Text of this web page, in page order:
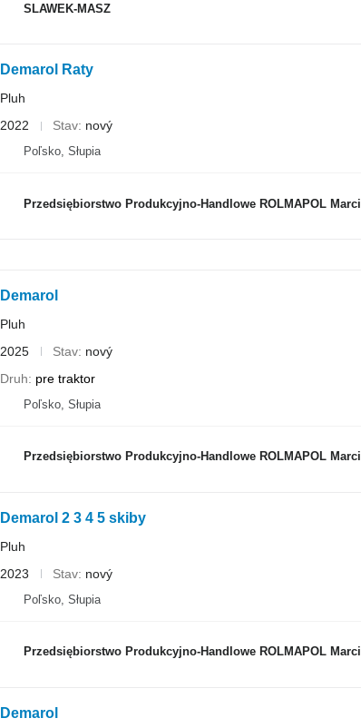
SLAWEK-MASZ
Demarol Raty
Pluh
2022
Stav nový
Poľsko, Słupia
Przedsiębiorstwo Produkcyjno-Handlowe ROLMAPOL Marcin Dziekan
Demarol
Pluh
2025
Stav nový
Druh
pre traktor
Poľsko, Słupia
Przedsiębiorstwo Produkcyjno-Handlowe ROLMAPOL Marcin Dziekan
Demarol 2 3 4 5 skiby
Pluh
2023
Stav nový
Poľsko, Słupia
Przedsiębiorstwo Produkcyjno-Handlowe ROLMAPOL Marcin Dziekan
Demarol